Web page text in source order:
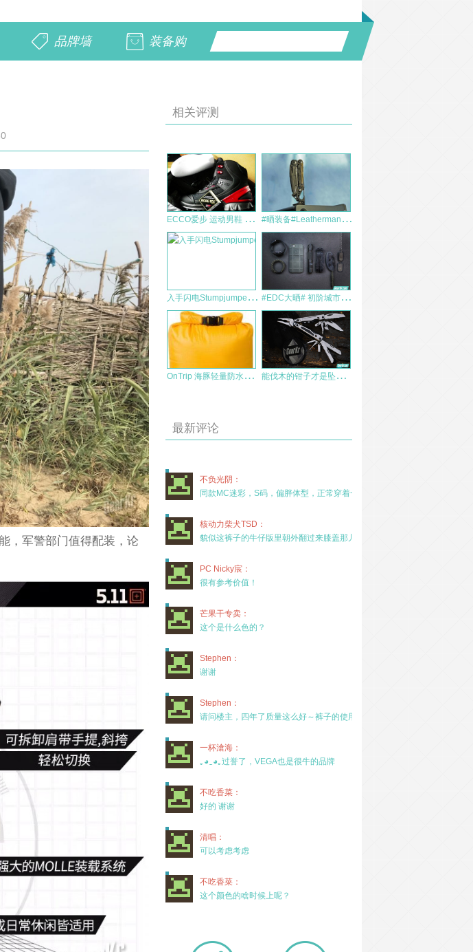
品牌墙 装备购
，军警部门值得配装，论
相关评测
E
CCO爱步 运动男鞋 BIOM HIKE 健步登山鞋811504 测评报告 #
晒装备#Leatherman MUT EOD 工具钳
入
手闪电Stumpjumper FSR Comp EVO 650B #
EDC大晒# 初阶城市流浪者·EDC分享
O
nTrip 海豚轻量防水袋测评 能
伐木的钳子才是坠吼的——SOG PX1001N
最新评论
不负光阴：
同款MC迷彩，S码，偏胖体型，正常穿着一年半，没
核动力柴犬TSD：
貌似这裤子的牛仔版里朝外翻过来膝盖那儿有放护膝的
PC Nicky宸：
很有参考价值！
芒果干专卖：
这个是什么色的？
Stephen：
谢谢
Stephen：
请问楼主，四年了质量这么好～裤子的使用率高吗？
一杯滄海：
｡◕‿◕｡过誉了，VEGA也是很牛的品牌
不吃香菜：
好的 谢谢
清唱：
可以考虑考虑
不吃香菜：
这个颜色的啥时候上呢？